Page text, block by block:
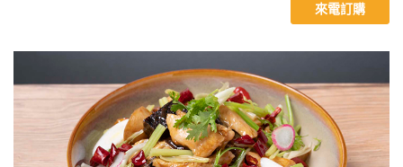
來電訂購